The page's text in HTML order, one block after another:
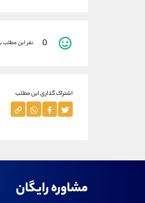
0 نفر این مطلب
اشتراک گذاری این مطلب
مشاوره رایگان